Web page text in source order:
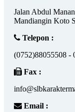
Jalan Abdul
Mandiangin Koto
Telepon :
(0752)88055508 -
Fax :
Email :